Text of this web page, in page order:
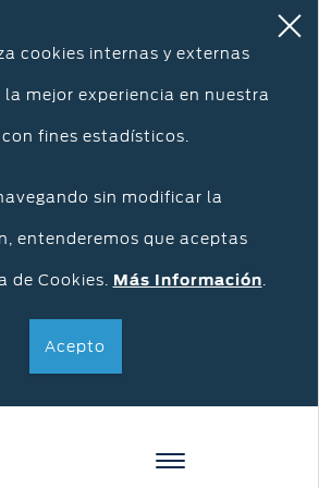
cookies internas y externas
mejor experiencia en nuestra
fines estadísticos.
sin modificar la
entenderemos que aceptas
de Cookies. Más Información
Acepto